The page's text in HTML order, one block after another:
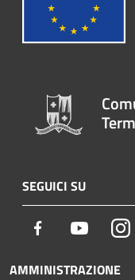
SEGUICI SU
Facebook Youtube
AMMINISTRAZIONE